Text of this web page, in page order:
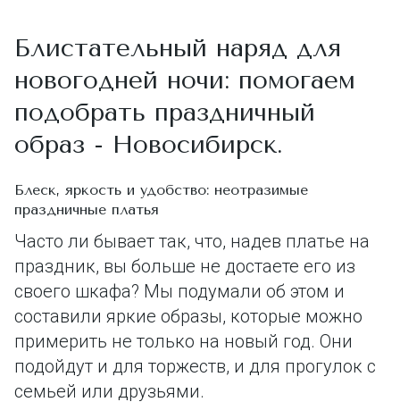
Блистательный наряд для
новогодней ночи: помогаем
подобрать праздничный
образ - Новосибирск.
Блеск, яркость и удобство: неотразимые
праздничные платья
Часто ли бывает так, что, надев платье на
праздник, вы больше не достаете его из
своего шкафа? Мы подумали об этом и
составили яркие образы, которые можно
примерить не только на новый год. Они
подойдут и для торжеств, и для прогулок с
семьей или друзьями.